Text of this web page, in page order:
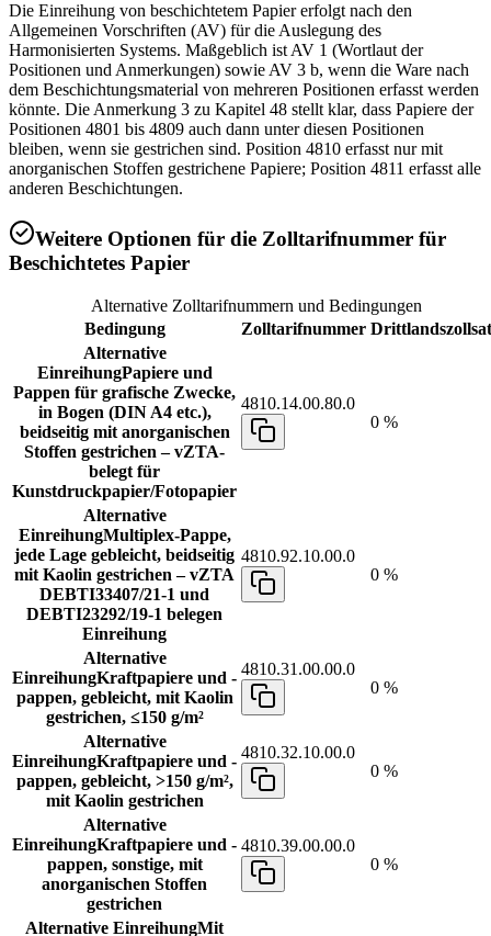
Die Einreihung von beschichtetem Papier erfolgt nach den
Allgemeinen Vorschriften (AV) für die Auslegung des
Harmonisierten Systems. Maßgeblich ist AV 1 (Wortlaut der
Positionen und Anmerkungen) sowie AV 3 b, wenn die Ware nach
dem Beschichtungsmaterial von mehreren Positionen erfasst werden
könnte. Die Anmerkung 3 zu Kapitel 48 stellt klar, dass Papiere der
Positionen 4801 bis 4809 auch dann unter diesen Positionen
bleiben, wenn sie gestrichen sind. Position 4810 erfasst nur mit
anorganischen Stoffen gestrichene Papiere; Position 4811 erfasst alle
anderen Beschichtungen.
Weitere Optionen für die Zolltarifnummer für
Beschichtetes Papier
Alternative Zolltarifnummern und Bedingungen
Bedingung
Zolltarifnummer
Alternative
EinreihungPapiere und
Pappen für grafische Zwecke,
in Bogen (DIN A4 etc.),
beidseitig mit anorganischen
Stoffen gestrichen – vZTA-
belegt für
Kunstdruckpapier/Fotopapier
4810.14.00.80.0
0 %
Alternative
EinreihungMultiplex-Pappe,
jede Lage gebleicht, beidseitig
mit Kaolin gestrichen – vZTA
DEBTI33407/21-1 und
DEBTI23292/19-1 belegen
Einreihung
4810.92.10.00.0
0 %
Alternative
EinreihungKraftpapiere und -
pappen, gebleicht, mit Kaolin
gestrichen, ≤150 g/m²
4810.31.00.00.0
0 %
Alternative
EinreihungKraftpapiere und -
pappen, gebleicht, >150 g/m²,
mit Kaolin gestrichen
4810.32.10.00.0
0 %
Alternative
EinreihungKraftpapiere und -
pappen, sonstige, mit
anorganischen Stoffen
gestrichen
4810.39.00.00.0
0 %
Alternative EinreihungMit